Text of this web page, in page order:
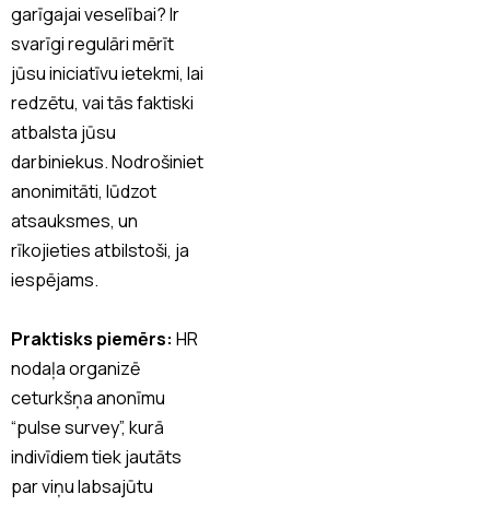
garīgajai veselībai? Ir
svarīgi regulāri mērīt
jūsu iniciatīvu ietekmi, lai
redzētu, vai tās faktiski
atbalsta jūsu
darbiniekus. Nodrošiniet
anonimitāti, lūdzot
atsauksmes, un
rīkojieties atbilstoši, ja
iespējams.
Praktisks piemērs: HR
nodaļa organizē
ceturkšņa anonīmu
“pulse survey”, kurā
indivīdiem tiek jautāts
par viņu labsajūtu